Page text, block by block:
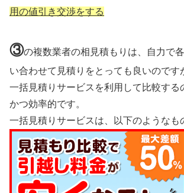
用の値引き交渉をする
③の複数業者の相見積もりは、自力で
い合わせて見積りをとっても良いのです
一括見積りサービスを利用して比較する
かつ効率的です。
一括見積りサービスは、以下のようなも